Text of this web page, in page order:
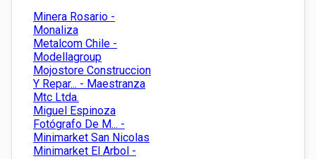
Minera Rosario -
Monaliza
Metalcom Chile -
Modellagroup
Mojostore Construccion
Y Repar... - Maestranza
Mtc Ltda.
Miguel Espinoza
Fotógrafo De M... -
Minimarket San Nicolas
Minimarket El Arbol -